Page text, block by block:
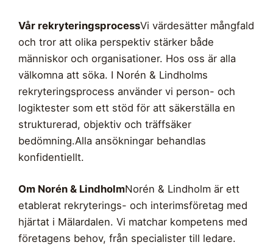
Vår rekryteringsprocessVi värdesätter mångfald
och tror att olika perspektiv stärker både
människor och organisationer. Hos oss är alla
välkomna att söka. I Norén & Lindholms
rekryteringsprocess använder vi person- och
logiktester som ett stöd för att säkerställa en
strukturerad, objektiv och träffsäker
bedömning.Alla ansökningar behandlas
konfidentiellt.
Om Norén & LindholmNorén & Lindholm är ett
etablerat rekryterings- och interimsföretag med
hjärtat i Mälardalen. Vi matchar kompetens med
företagens behov, från specialister till ledare.